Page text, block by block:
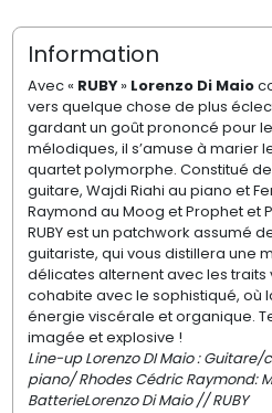
Information
Avec « RUBY» Lorenzo Di Maio
vers quelque chose de plus
gardant un goût prononcé pour
mélodiques, il s’amuse à marier
quartet polymorphe. Constitué de
guitare, Wajdi Riahi au piano et
Raymond au Moog et Prophet et
RUBY est un patchwork assumé
guitariste, qui vous distillera une
délicates alternent avec les traits
cohabite avec le sophistiqué, où
énergie viscérale et organique.
imagée et explosive !
Line-up Lorenzo DI Maio :
piano/ Rhodes Cédric Raymond:
BatterieLorenzo Di Maio // RUBY